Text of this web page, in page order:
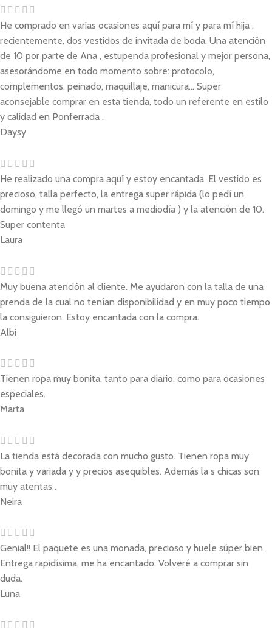
He comprado en varias ocasiones aquí para mí y para mí hija ,
recientemente, dos vestidos de invitada de boda. Una atención
de 10 por parte de Ana , estupenda profesional y mejor persona,
asesorándome en todo momento sobre: protocolo,
complementos, peinado, maquillaje, manicura... Super
aconsejable comprar en esta tienda, todo un referente en estilo
y calidad en Ponferrada .
Daysy
He realizado una compra aquí y estoy encantada. El vestido es
precioso, talla perfecto, la entrega super rápida (lo pedí un
domingo y me llegó un martes a mediodía ) y la atención de 10.
Super contenta
Laura
Muy buena atención al cliente. Me ayudaron con la talla de una
prenda de la cual no tenían disponibilidad y en muy poco tiempo
la consiguieron. Estoy encantada con la compra.
Albi
Tienen ropa muy bonita, tanto para diario, como para ocasiones
especiales.
Marta
La tienda está decorada con mucho gusto. Tienen ropa muy
bonita y variada y y precios asequibles. Además la s chicas son
muy atentas .
Neira
Genial!! El paquete es una monada, precioso y huele súper bien.
Entrega rapidísima, me ha encantado. Volveré a comprar sin
duda.
Luna